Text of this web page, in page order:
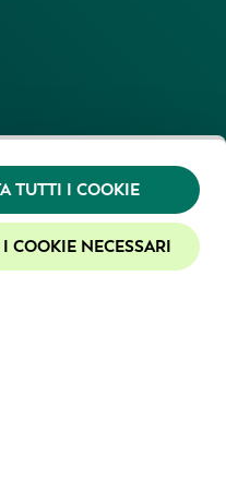
TUTTI I COOKIE
COOKIE NECESSARI